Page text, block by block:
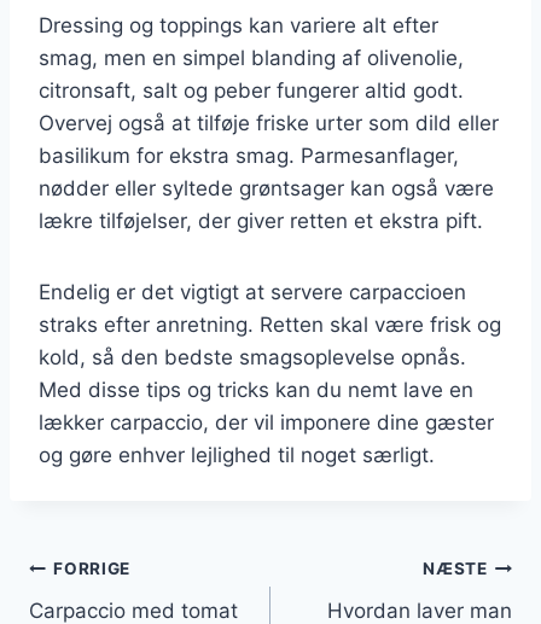
Dressing og toppings kan variere alt efter
smag, men en simpel blanding af olivenolie,
citronsaft, salt og peber fungerer altid godt.
Overvej også at tilføje friske urter som dild eller
basilikum for ekstra smag. Parmesanflager,
nødder eller syltede grøntsager kan også være
lækre tilføjelser, der giver retten et ekstra pift.
Endelig er det vigtigt at servere carpaccioen
straks efter anretning. Retten skal være frisk og
kold, så den bedste smagsoplevelse opnås.
Med disse tips og tricks kan du nemt lave en
lækker carpaccio, der vil imponere dine gæster
og gøre enhver lejlighed til noget særligt.
Indlægsnavigation
FORRIGE
Carpaccio med tomat
NÆSTE
Hvordan laver man